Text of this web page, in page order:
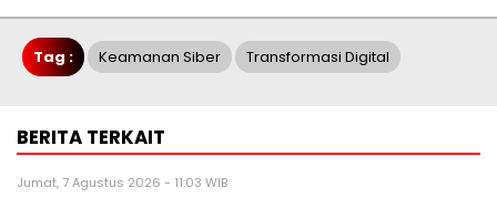
Tag : Keamanan Siber Transformasi Digital
BERITA TERKAIT
Jumat, 7 Agustus 2026 - 11:03 WIB